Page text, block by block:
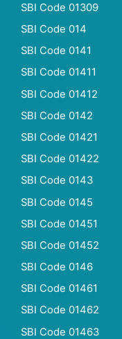
SBI Code 01309
SBI Code 014
SBI Code 0141
SBI Code 01411
SBI Code 01412
SBI Code 0142
SBI Code 01421
SBI Code 01422
SBI Code 0143
SBI Code 0145
SBI Code 01451
SBI Code 01452
SBI Code 0146
SBI Code 01461
SBI Code 01462
SBI Code 01463